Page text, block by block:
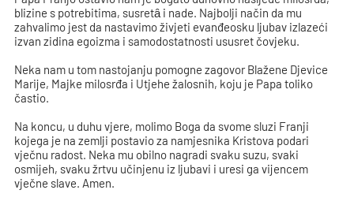
blizine s potrebitima, susretȃ i nade. Najbolji način da mu
zahvalimo jest da nastavimo živjeti evanđeosku ljubav izlazeći
izvan zidina egoizma i samodostatnosti ususret čovjeku.
Neka nam u tom nastojanju pomogne zagovor Blažene Djevice
Marije, Majke milosrđa i Utjehe žalosnih, koju je Papa toliko
častio.
Na koncu, u duhu vjere, molimo Boga da svome sluzi Franji
kojega je na zemlji postavio za namjesnika Kristova podari
vječnu radost. Neka mu obilno nagradi svaku suzu, svaki
osmijeh, svaku žrtvu učinjenu iz ljubavi i uresi ga vijencem
vječne slave. Amen.